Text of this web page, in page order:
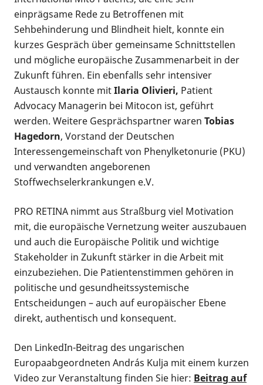
einprägsame Rede zu Betroffenen mit
Sehbehinderung und Blindheit hielt, konnte ein
kurzes Gespräch über gemeinsame Schnittstellen
und mögliche europäische Zusammenarbeit in der
Zukunft führen. Ein ebenfalls sehr intensiver
Austausch konnte mitIlaria Olivieri, Patient
Advocacy Managerin bei Mitocon ist, geführt
werden. Weitere Gesprächspartner waren Tobias
Hagedorn, Vorstand der Deutschen
Interessengemeinschaft von Phenylketonurie (PKU)
und verwandten angeborenen
Stoffwechselerkrankungen e.V.
PRO RETINA nimmt aus Straßburg viel Motivation
mit, die europäische Vernetzung weiter auszubauen
und auch die Europäische Politik und wichtige
Stakeholder in Zukunft stärker in die Arbeit mit
einzubeziehen. Die Patientenstimmen gehören in
politische und gesundheitssystemische
Entscheidungen – auch auf europäischer Ebene
direkt, authentisch und konsequent.
Den LinkedIn-Beitrag des ungarischen
Europaabgeordneten András Kulja mit einem kurzen
Video zur Veranstaltung finden Sie hier: Beitrag auf